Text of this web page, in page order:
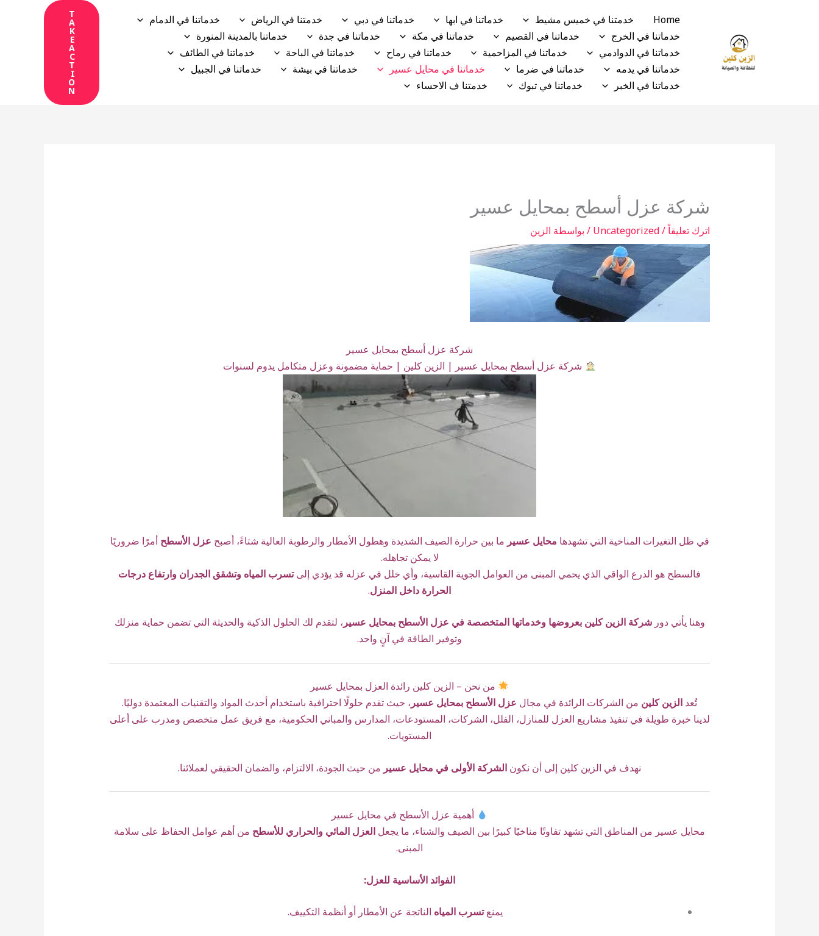
Home خدمتنا في خميس مشيط خدماتنا في ابها خدماتنا في دبي خدمتنا في الرياض
خدماتنا في الدمام
خدماتنا في الخرج
خدماتنا في القصيم خدماتنا في مكة خدماتنا في جدة
خدماتنا بالمدينة المنورة
خدماتنا في الدوادمي
خدماتنا في المزاحمية خدماتنا في رماح خدماتنا في الباحة
خدماتنا في الطائف
خدماتنا في يدمه
خدماتنا في ضرما خدماتنا في محايل عسير خدماتنا في بيشة
خدماتنا في الجبيل
خدماتنا في الخبر
خدماتنا في تبوك خدمتنا ف الاحساء
T
A
K
E
A
C
T
I
O
N
شركة عزل أسطح بمحايل عسير
اترك تعليقاً/
Uncategorized / بواسطة الزين
شركة عزل أسطح بمحايل عسير
شركة عزل أسطح بمحايل عسير | الزين كلين | حماية مضمونة وعزل متكامل يدوم لسنوات
في ظل التغيرات المناخية التي تشهدها محايل عسير ما بين حرارة الصيف الشديدة وهطول الأمطار والرطوبة العالية شتاءً، أصبح عزل الأسطح أمرًا ضروريًا
لا يمكن تجاهله.
فالسطح هو الدرع الواقي الذي يحمي المبنى من العوامل الجوية القاسية، وأي خلل في عزله قد يؤدي إلىتسرب المياه وتشقق الجدران وارتفاع درجات
الحرارة داخل المنزل.
وهنا يأتي دورشركة الزين كلين بعروضها وخدماتها المتخصصة في عزل الأسطح بمحايل عسير ، لتقدم لك الحلول الذكية والحديثة التي تضمن حماية منزلك
وتوفير الطاقة في آنٍ واحد.
من نحن – الزين كلين رائدة العزل بمحايل عسير
تُعد الزين كلين من الشركات الرائدة في مجال عزل الأسطح بمحايل عسير ، حيث تقدم حلولًا احترافية باستخدام أحدث المواد والتقنيات المعتمدة دوليًا.
لدينا خبرة طويلة في تنفيذ مشاريع العزل للمنازل، الفلل، الشركات، المستودعات، المدارس والمباني الحكومية، مع فريق عمل متخصص ومدرب على أعلى
المستويات.
نهدف في الزين كلين إلى أن نكون الشركة الأولى في محايل عسير من حيث الجودة، الالتزام، والضمان الحقيقي لعملائنا.
أهمية عزل الأسطح في محايل عسير
محايل عسير من المناطق التي تشهد تفاوتًا مناخيًا كبيرًا بين الصيف والشتاء، ما يجعل العزل المائي والحراري للأسطح من أهم عوامل الحفاظ على سلامة
المبنى.
الفوائد الأساسية للعزل:
يمنعتسرب المياه الناتجة عن الأمطار أو أنظمة التكييف.